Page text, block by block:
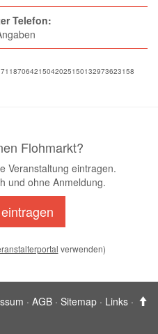
Telefon:
Flohmarkt?
Veranstaltung eintragen.
und ohne Anmeldung.
verwenden)
· AGB · Sitemap · Links ·